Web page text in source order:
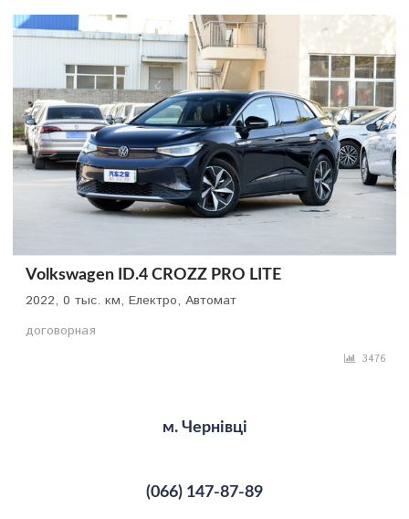
Volkswagen ID.4 CROZZ PRO LITE
2022, 0 тыс. км, Електро, Автомат
договорная
3476
м. Чернівці
(066) 147-87-89